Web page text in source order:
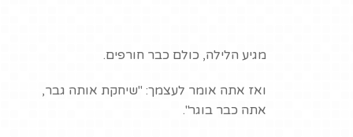
מגיע הלילה, כולם כבר חורפים.
ואז אתה אומר לעצמך: "שיחקת אותה גבר,
אתה כבר בוגר".